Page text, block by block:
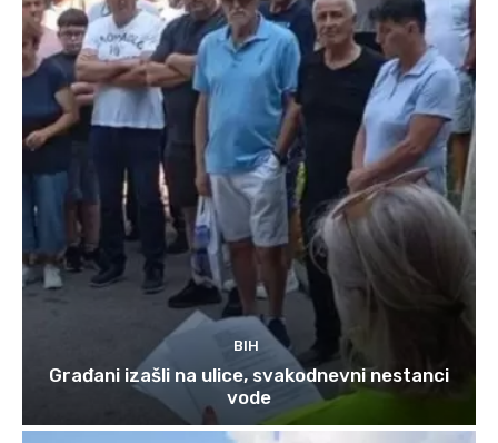
BIH
Građani izašli na ulice, svakodnevni nestanci
vode